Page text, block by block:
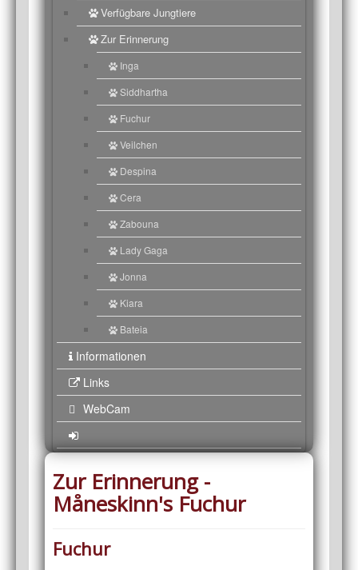
Verfügbare Jungtiere
Zur Erinnerung
Inga
Siddhartha
Fuchur
Veilchen
Despina
Cera
Zabouna
Lady Gaga
Jonna
Kiara
Bateia
Informationen
Links
WebCam
Zur Erinnerung -
Måneskinn's Fuchur
Fuchur